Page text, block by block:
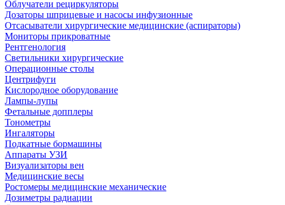
Облучатели рециркуляторы
Дозаторы шприцевые и насосы инфузионные
Отсасыватели хирургические медицинские (аспираторы)
Мониторы прикроватные
Рентгенология
Светильники хирургические
Операционные столы
Центрифуги
Кислородное оборудование
Лампы-лупы
Фетальные допплеры
Тонометры
Ингаляторы
Подкатные бормашины
Аппараты УЗИ
Визуализаторы вен
Медицинские весы
Ростомеры медицинские механические
Дозиметры радиации